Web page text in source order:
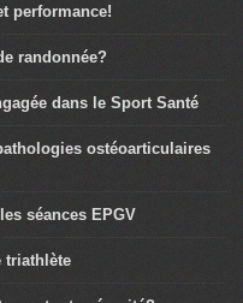
performance!
randonnée?
dans le Sport Santé
ostéoarticulaires
séances EPGV
triathlète